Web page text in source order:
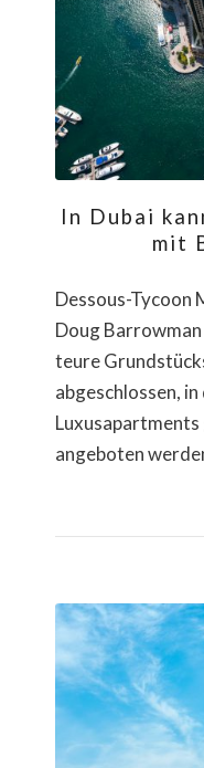
In Dubai
mit
Dessous-Tycoon
Doug
teure
abgeschlossen,
angeboten